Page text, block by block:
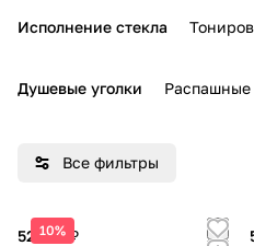
Исполнение стекла
Душевые уголки Распашные
Все фильтры
10%
52 728 ₽